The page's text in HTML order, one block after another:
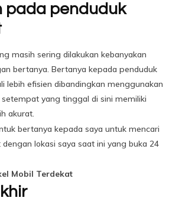
pada penduduk
masih sering dilakukan kebanyakan
bertanya. Bertanya kepada penduduk
lebih efisien dibandingkan menggunakan
setempat yang tinggal di sini memiliki
akurat.
bertanya kepada saya untuk mencari
dengan lokasi saya saat ini yang buka 24
Mobil Terdekat